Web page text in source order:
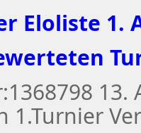
Eloliste 1.
1.Turnier